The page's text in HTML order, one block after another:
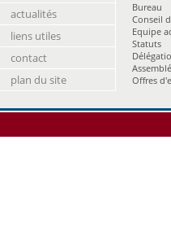
actualités
liens utiles
contact
plan du site
Bureau
Conseil
Equipe
Statuts
Offres